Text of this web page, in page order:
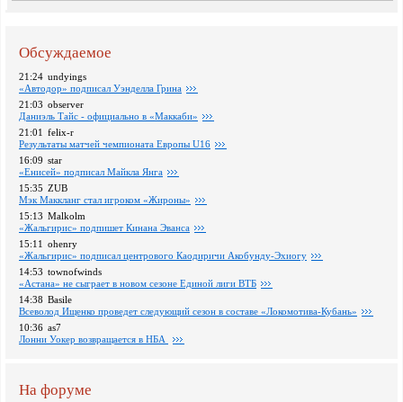
Обсуждаемое
21:24 undyings
«Автодор» подписал Уэнделла Грина
21:03 observer
Даниэль Тайс - официально в «Маккаби»
21:01 felix-r
Pезультаты матчей чемпионата Европы U16
16:09 star
«Енисей» подписал Майкла Янга
15:35 ZUB
Мэк Маккланг стал игроком «Жироны»
15:13 Malkolm
«Жальгирис» подпишет Кинана Эванса
15:11 ohenry
«Жальгирис» подписал центрового Каодиричи Акобунду-Эхиогу
14:53 townofwinds
«Астана» не сыграет в новом сезоне Единой лиги ВТБ
14:38 Basile
Всеволод Ищенко проведет следующий сезон в составе «Локомотива-Кубань»
10:36 as7
Лонни Уокер возвращается в НБА
На форуме